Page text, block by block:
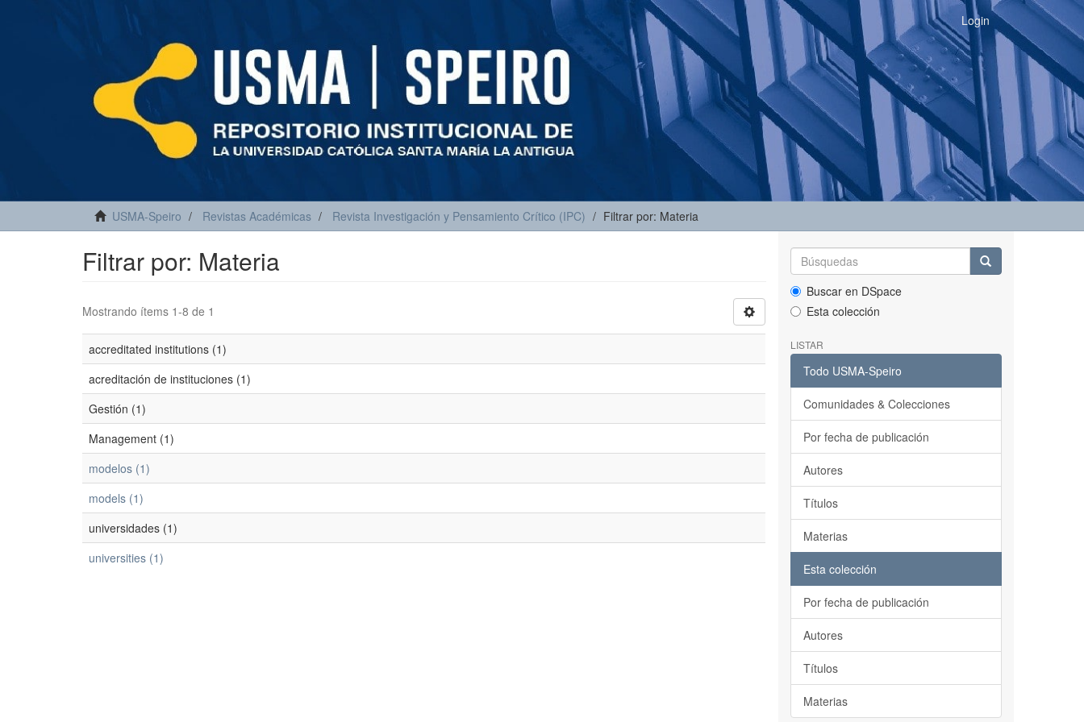
Login
USMA-Speiro Revistas Académicas Revista Investigación y Pensamiento Crítico (IPC) Filtrar por: Materia
Filtrar por: Materia
Mostrando ítems 1-8 de 1
accreditated institutions (1)
acreditación de instituciones (1)
Gestión (1)
Management (1)
modelos (1)
models (1)
universidades (1)
universities (1)
Buscar en DSpace
Esta colección
LISTAR
Todo USMA-Speiro
Comunidades & Colecciones
Por fecha de publicación
Autores
Títulos
Materias
Esta colección
Por fecha de publicación
Autores
Títulos
Materias